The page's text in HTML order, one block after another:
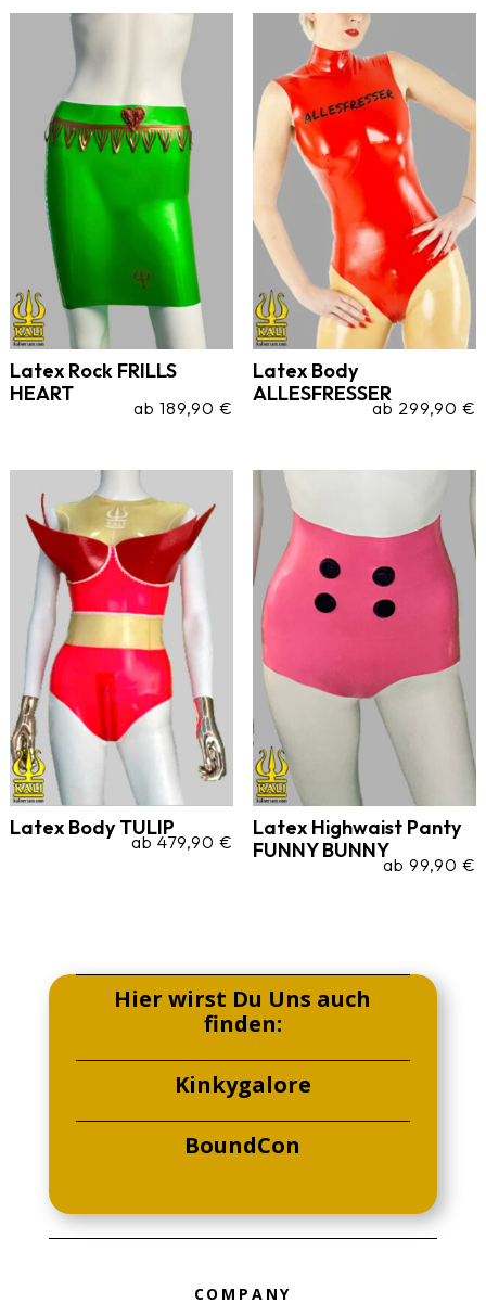
Latex Rock FRILLS
HEART
ab189,90€
Latex Body
ALLESFRESSER
ab 299,90€
Latex Body TULIP
ab479,90€
Latex Highwaist Panty
FUNNY BUNNY
ab99,90€
Hier wirst Du Uns auch
finden:
Kinkygalore
BoundCon
COMPANY